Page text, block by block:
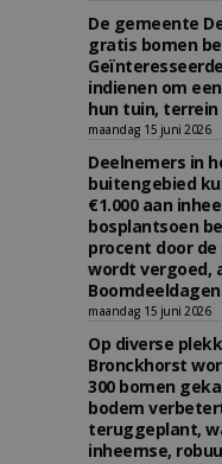
De gemeente
gratis bomen
indienen om
hun tuin,
maandag 15 juni 2026
Deelnemers in
buitengebied
€1.000 aan
bosplantsoen
procent door
wordt vergoed,
maandag 15 juni 2026
Op diverse
Bronckhorst
300 bomen
bodem
teruggeplant,
inheemse,